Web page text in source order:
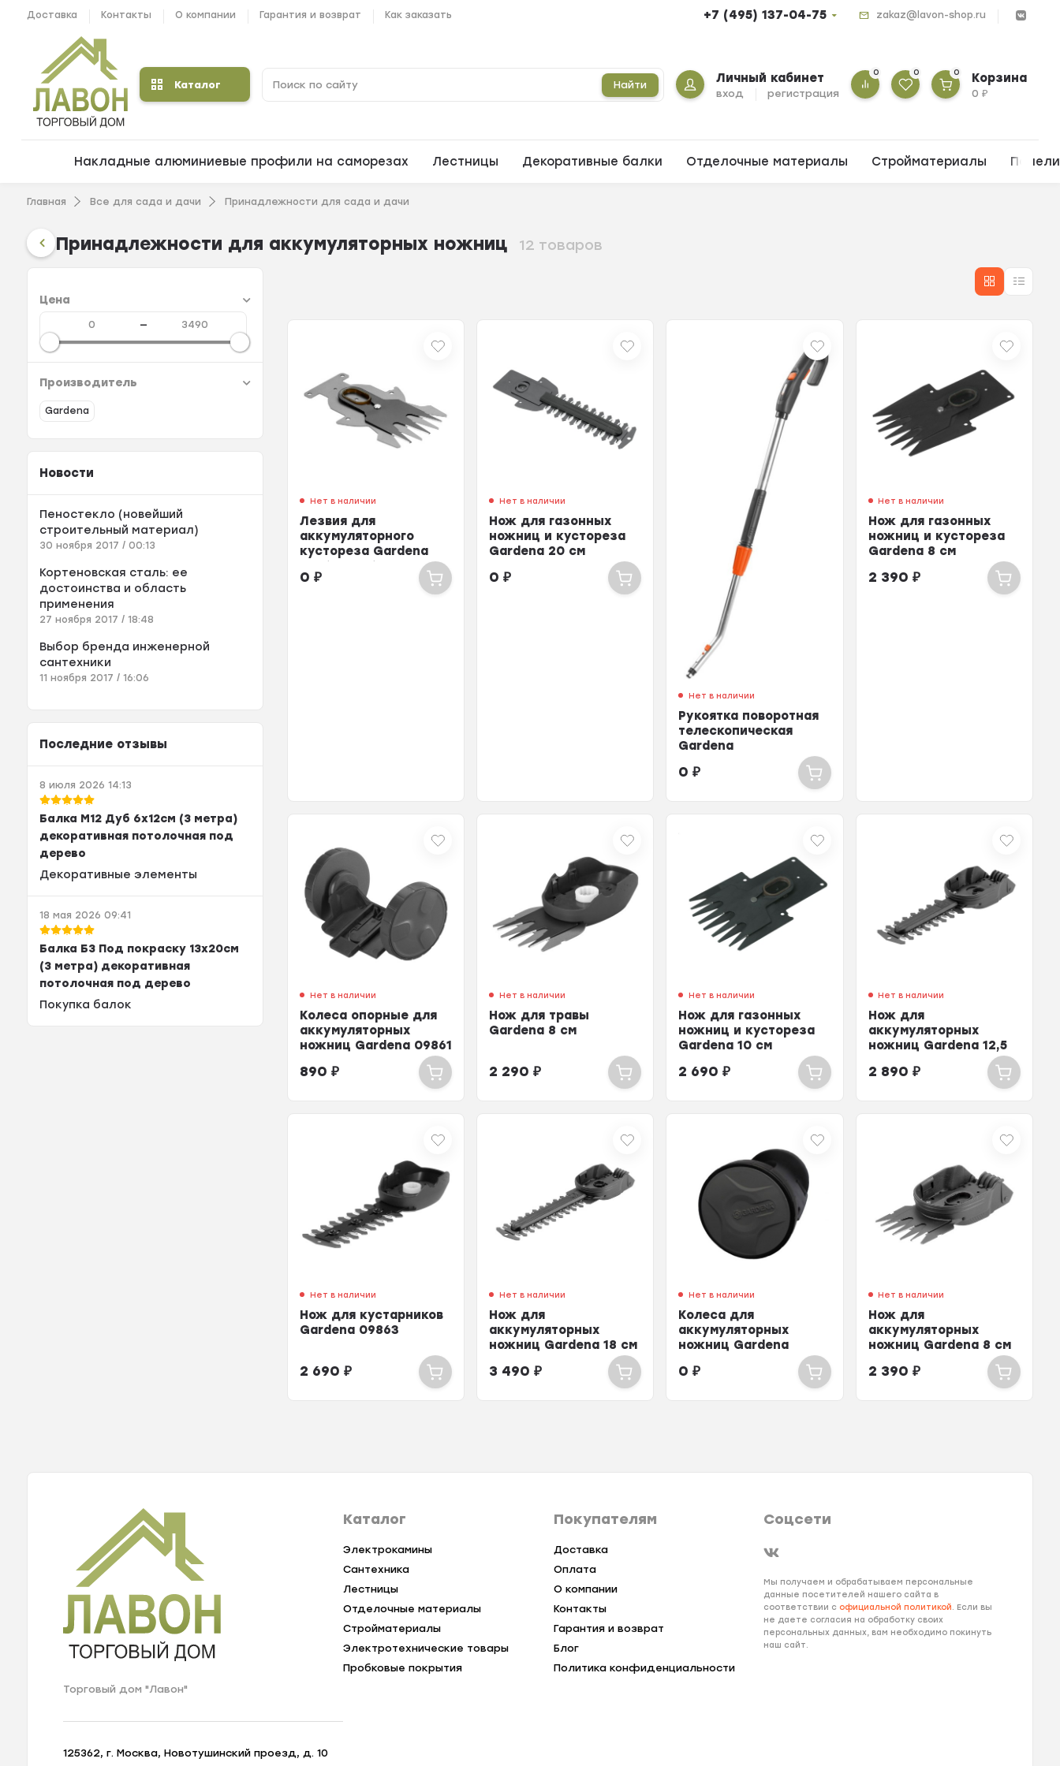
Доставка Контакты О компании Гарантия и возврат Как заказать +7 (495) 137-04-75 zakaz@lavon-shop.ru
Каталог Найти Личный кабинет
вход регистрация
0 0 0 Корзина
0₽
Накладные алюминиевые профили на саморезах Лестницы Декоративные балки Отделочные материалы Стройматериалы
Главная Все для сада и дачи Принадлежности для сада и дачи
Принадлежности для аккумуляторных ножниц 12 товаров
Цена
—
Производитель
Gardena
Новости
Пеностекло (новейший
строительный материал)
30 ноября 2017 / 00:13
Кортеновская сталь: ее
достоинства и область
применения
27 ноября 2017 / 18:48
Выбор бренда инженерной
сантехники
11 ноября 2017 / 16:06
Последние отзывы
8 июля 2026 14:13
Балка М12 Дуб 6х12см (3 метра)
декоративная потолочная под
дерево
Декоративные элементы
18 мая 2026 09:41
Балка Б3 Под покраску 13х20см
(3 метра) декоративная
потолочная под дерево
Покупка балок
Нет в наличии
Лезвия для
аккумуляторного
кустореза Gardena
ContourCut 8 см
0₽
Нет в наличии
Нож для газонных
ножниц и кустореза
Gardena 20 см
0₽
Нет в наличии
Рукоятка поворотная
телескопическая
Gardena
0₽
Нет в наличии
Нож для газонных
ножниц и кустореза
Gardena 8 см
2 390 ₽
Нет в наличии
Колеса опорные для
аккумуляторных
ножниц Gardena 09861
890₽
Нет в наличии
Нож для травы
Gardena 8 см
2 290₽
Нет в наличии
Нож для газонных
ножниц и кустореза
Gardena 10 см
2 690₽
Нет в наличии
Нож для
аккумуляторных
ножниц Gardena 12,5
2 890 ₽
Нет в наличии
Нож для кустарников
Gardena 09863
2 690₽
Нет в наличии
Нож для
аккумуляторных
ножниц Gardena 18 см
3 490₽
Нет в наличии
Колеса для
аккумуляторных
ножниц Gardena
0₽
Нет в наличии
Нож для
аккумуляторных
ножниц Gardena 8 см
2 390 ₽
Торговый дом "Лавон"
125362, г. Москва, Новотушинский проезд, д. 10
Каталог
Электрокамины
Сантехника
Лестницы
Отделочные материалы
Стройматериалы
Электротехнические товары
Пробковые покрытия
Покупателям
Доставка
Оплата
О компании
Контакты
Гарантия и возврат
Блог
Политика конфиденциальности
Соцсети
Мы получаем и обрабатываем персональные
данные посетителей нашего сайта в
соответствии с официальной политикой. Если вы
не даете согласия на обработку своих
персональных данных, вам необходимо покинуть
наш сайт.